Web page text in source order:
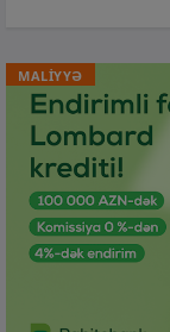
MALİYYƏ